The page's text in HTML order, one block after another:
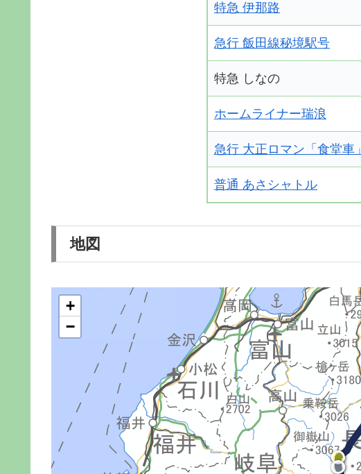
特急 伊那路
急行 飯田線秘境駅号
特急 しなの
ホームライナー瑞浪
急行 大正ロマン「食堂車」
普通 あさシャトル
地図
+
−